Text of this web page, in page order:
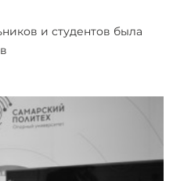
и студентов была